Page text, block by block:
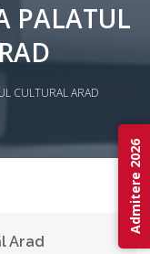
PALATUL
CULTURAL ARAD
Arad
Admitere 2026